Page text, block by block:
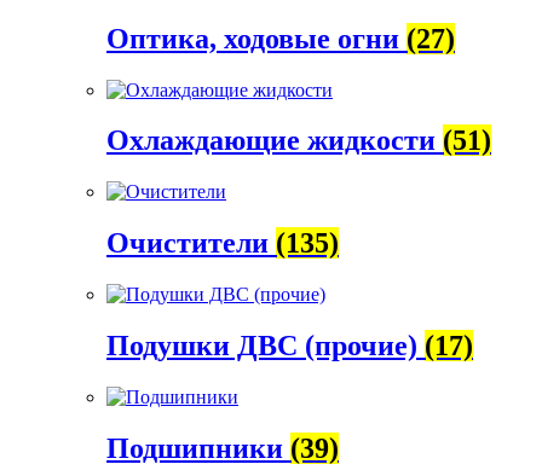
Оптика, ходовые огни (27)
Охлаждающие жидкости (51)
Очистители (135)
Подушки ДВС (прочие) (17)
Подшипники (39)